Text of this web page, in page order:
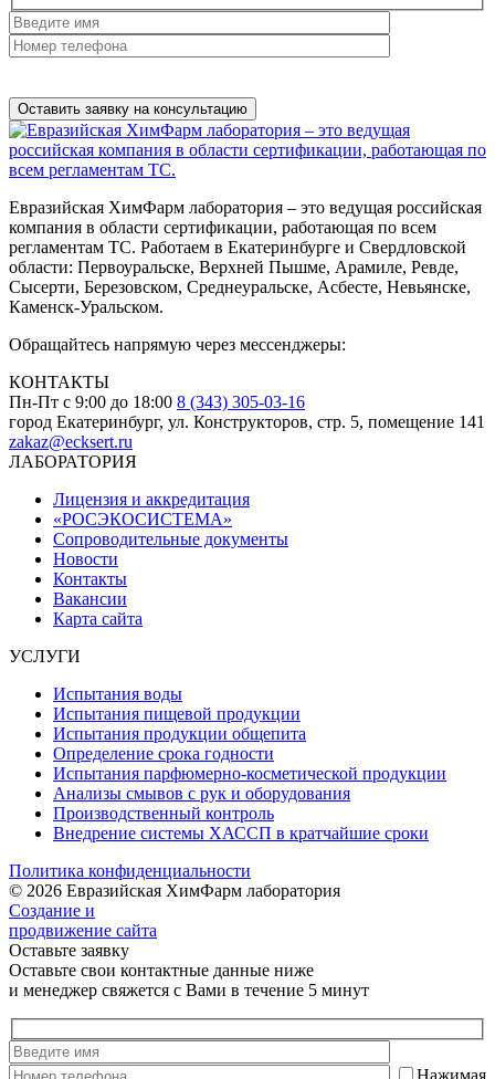
Евразийская ХимФарм лаборатория – это ведущая российская
компания в области сертификации, работающая по всем
регламентам ТС. Работаем в Екатеринбурге и Свердловской
области: Первоуральске, Верхней Пышме, Арамиле, Ревде,
Сысерти, Березовском, Среднеуральске, Асбесте, Невьянске,
Каменск-Уральском.
Обращайтесь напрямую через мессенджеры:
КОНТАКТЫ
Пн-Пт с 9:00 до 18:00 8 (343) 305-03-16
город Екатеринбург, ул. Конструкторов, стр. 5, помещение 141
zakaz@ecksert.ru
ЛАБОРАТОРИЯ
Лицензия и аккредитация
«РОСЭКОСИСТЕМА»
Сопроводительные документы
Новости
Контакты
Вакансии
Карта сайта
УСЛУГИ
Испытания воды
Испытания пищевой продукции
Испытания продукции общепита
Определение срока годности
Испытания парфюмерно-косметической продукции
Анализы смывов с рук и оборудования
Производственный контроль
Внедрение системы ХАССП в кратчайшие сроки
Политика конфиденциальности
© 2026 Евразийская ХимФарм лаборатория
Создание и
продвижение сайта
Оставьте заявку
Оставьте свои контактные данные ниже
и менеджер свяжется с Вами в течение 5 минут
Нажимая